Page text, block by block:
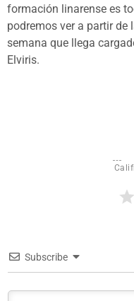
formación linarense es
podremos ver a partir de
semana que llega
Elviris.
Subscribe